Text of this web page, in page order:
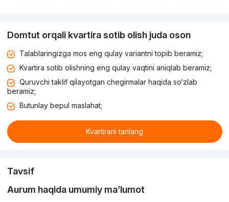
Domtut orqali kvartira sotib olish juda oson
Talablaringizga mos eng qulay variantni topib beramiz;
Kvartira sotib olishning eng qulay vaqtini aniqlab beramiz;
Quruvchi taklif qilayotgan chegirmalar haqida so‘zlab
beramiz;
Butunlay bepul maslahat;
Kvartirani tanlang
Tavsif
Aurum haqida umumiy ma’lumot